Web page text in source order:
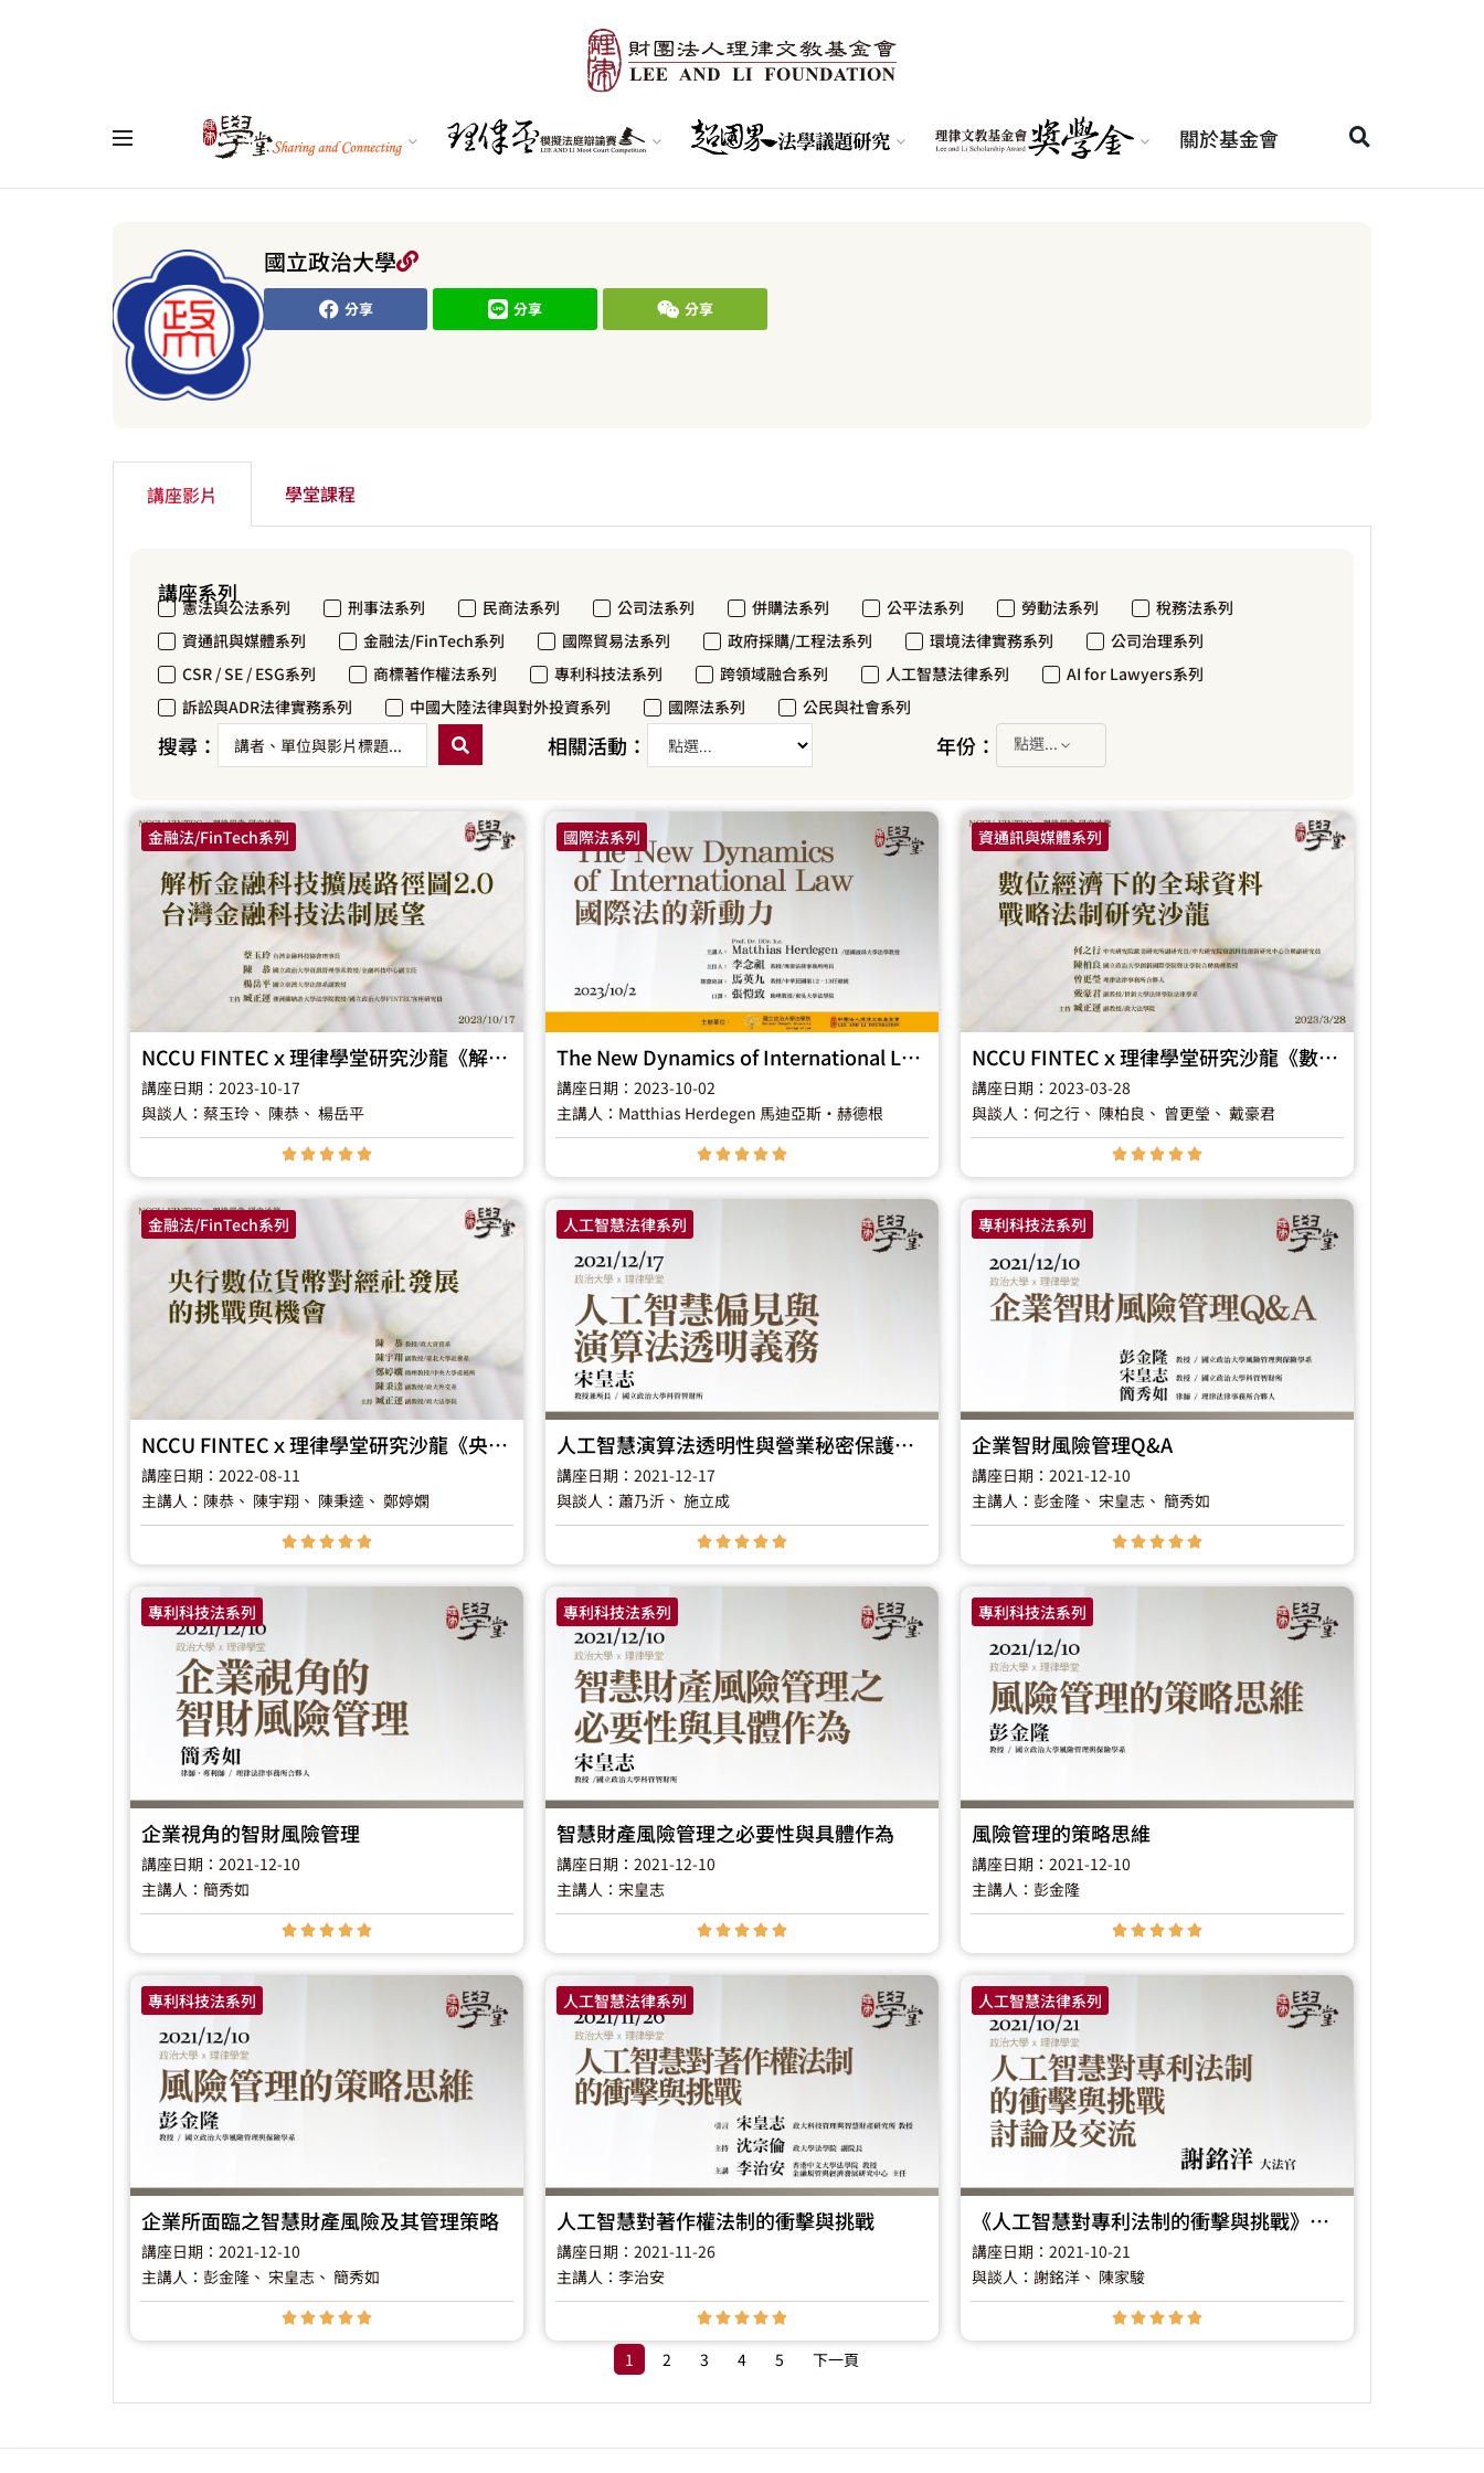
關於基金會
國立政治大學
分享 分享 分享
講座影片 學堂課程
講座系列
憲法與公法系列 刑事法系列 民商法系列 公司法系列 併購法系列 公平法系列 勞動法系列
稅務法系列
資通訊與媒體系列
金融法/FinTech系列 國際貿易法系列 政府採購/工程法系列 環境法律實務系列
公司治理系列
CSR / SE / ESG系列
商標著作權法系列 專利科技法系列 跨領域融合系列 人工智慧法律系列
AI for Lawyers系列
訴訟與ADR法律實務系列
中國大陸法律與對外投資系列 國際法系列 公民與社會系列
搜尋： 相關活動： 年份： 點選...
金融法/FinTech系列
NCCU FINTECｘ理律學堂研究沙龍《解析金融科技發展路徑圖2.0 - 臺灣金融科技法制展望》
講座日期：2023-10-17
與談人：蔡玉玲 、 陳恭 、 楊岳平
    
國際法系列
The New Dynamics of International Law 國際法的新動力
講座日期：2023-10-02
主講人：Matthias Herdegen 馬迪亞斯‧赫德根
    
資通訊與媒體系列
NCCU FINTECｘ理律學堂研究沙龍《數位經濟下的全球資料戰略法制研究沙龍》
講座日期：2023-03-28
與談人：何之行 、 陳柏良 、 曾更瑩 、 戴豪君
    
金融法/FinTech系列
NCCU FINTECｘ理律學堂研究沙龍《央行數位貨幣對經社發展的挑戰與機會》
講座日期：2022-08-11
主講人：陳恭 、 陳宇翔 、 陳秉逵 、 鄭婷嫻
    
人工智慧法律系列
人工智慧演算法透明性與營業秘密保護之兩難
講座日期：2021-12-17
與談人：蕭乃沂 、 施立成
    
專利科技法系列
企業智財風險管理Q&A
講座日期：2021-12-10
主講人：彭金隆 、 宋皇志 、 簡秀如
    
專利科技法系列
企業視角的智財風險管理
講座日期：2021-12-10
主講人：簡秀如
    
專利科技法系列
智慧財產風險管理之必要性與具體作為
講座日期：2021-12-10
主講人：宋皇志
    
專利科技法系列
風險管理的策略思維
講座日期：2021-12-10
主講人：彭金隆
    
專利科技法系列
企業所面臨之智慧財產風險及其管理策略
講座日期：2021-12-10
主講人：彭金隆 、 宋皇志 、 簡秀如
    
人工智慧法律系列
人工智慧對著作權法制的衝擊與挑戰
講座日期：2021-11-26
主講人：李治安
    
人工智慧法律系列
《人工智慧對專利法制的衝擊與挑戰》討論及交流
講座日期：2021-10-21
與談人：謝銘洋 、 陳家駿
    
1 2 3 4 5 下一頁